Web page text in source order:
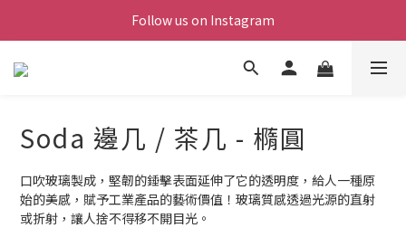
Follow us on Instagram
Soda 邊几 / 茶几 - 橢圓
口吹玻璃製成，堅韌的錘擊表面延伸了它的透明度，給人一種原
始的美感，賦予工業產品的藝術價值！玻璃質感透過光源的直射
或折射，讓人捨不得移不開目光。